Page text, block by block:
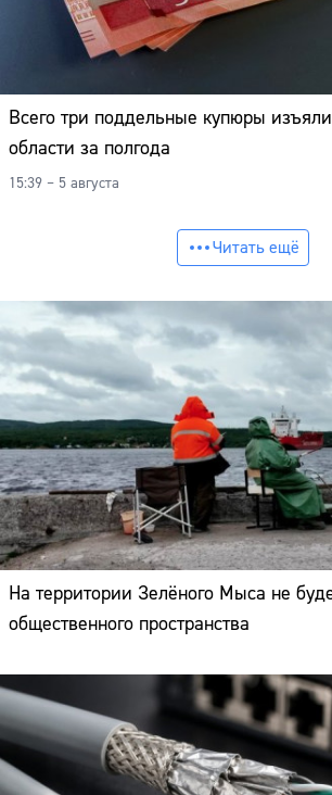
Всего три поддельные купюры
области за полгода
15:39 – 5 августа
Читать ещё
На территории Зелёного Мыса не
общественного пространства